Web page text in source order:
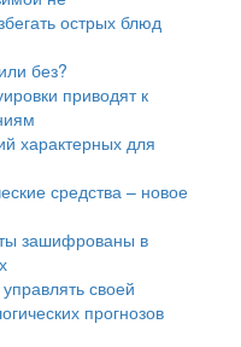
острых блюд
без?
приводят к
характерных для
средства – новое
зашифрованы в
своей
прогнозов